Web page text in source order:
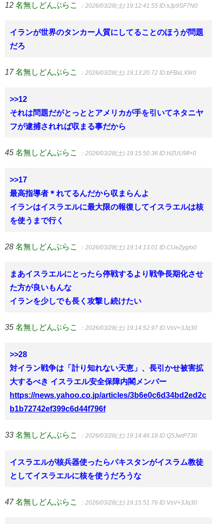
12 名無しどんぶらこ ：2026/03/28(土) 19:12:41.55 ID:sJp9SF7N0
イランが世界のタンカー人質にしてることのほうが問題
だろ
17 名無しどんぶらこ ：2026/03/28(土) 19:13:20.72 ID:bFBxLX9r0
>>12
それは問題だがとっととアメリカが手を引いてネタニヤ
フが逮捕されれば収まる事だから
45 名無しどんぶらこ ：2026/03/28(土) 19:15:50.36 ID:HZUU9fI+0
>>17
最高指導者＊れてるんだから収まらんよ
イランはイスラエルに最大限の報復してイスラエルは核
を使うまで行く
28 名無しどんぶらこ ：2026/03/28(土) 19:14:13.01 ID:CUeZyg/o0
まあイスラエルにとったら停戦するより戦争長期化させ
た方が良いもんな
イランを少しでも長く攻撃し続けたい
35 名無しどんぶらこ ：2026/03/28(土) 19:14:52.97 ID:VsV+3Jq30
>>28
対イラン戦争は「計り知れない天恵」、長引かせ被害拡
大するべき イスラエル安全保障内閣メンバー
https://news.yahoo.co.jp/articles/3b6e0c6d34bd2ed2c
b1b72742ef399c6d44f796f
33 名無しどんぶらこ ：2026/03/28(土) 19:14:46.18 ID:Q5JwtP730
イスラエルが核兵器使ったらパキスタンがイスラム教徒
としてイスラエルに核を使うだろうな
47 名無しどんぶらこ ：2026/03/28(土) 19:15:51.76 ID:VsV+3Jq30